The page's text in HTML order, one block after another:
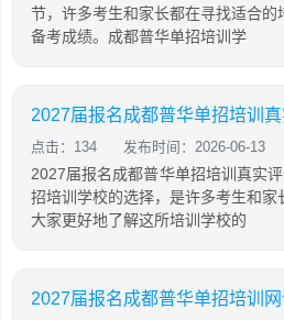
节，许多考生和家长都在寻找适合的
备考成绩。成都普华单招培训学
2027届报名成都普华单招培训
点击：134 发布时间：2026-06-13
2027届报名成都普华单招培训真实
招培训学校的选择，是许多考生和家
大家更好地了解这所培训学校的
2027届报名成都普华单招培训